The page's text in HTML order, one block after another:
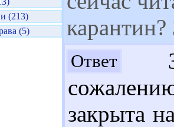
(213)
(5)
карантин?
Ответ
закрыта